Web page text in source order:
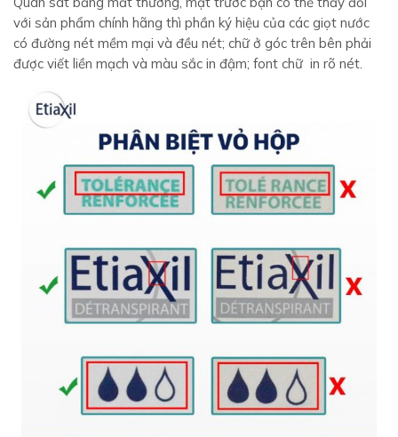
với sản phẩm chính hãng thì phần ký hiệu của các giọt nước
có đường nét mềm mại và đều nét; chữ ở góc trên bên phải
được viết liền mạch và màu sắc in đậm; font chữ in rõ nét.